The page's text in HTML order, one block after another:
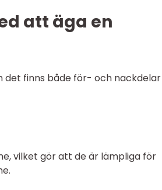
att äga en
det finns både för- och nackdelar
vilket gör att de är lämpliga för